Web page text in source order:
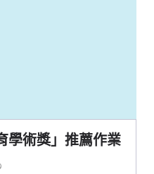
學術獎」推薦作業